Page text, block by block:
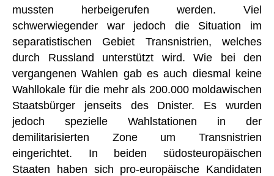
mussten herbeigerufen werden. Viel
schwerwiegender war jedoch die Situation im
separatistischen Gebiet Transnistrien, welches
durch Russland unterstützt wird. Wie bei den
vergangenen Wahlen gab es auch diesmal keine
Wahllokale für die mehr als 200.000 moldawischen
Staatsbürger jenseits des Dnister. Es wurden
jedoch spezielle Wahlstationen in der
demilitarisierten Zone um Transnistrien
eingerichtet. In beiden südosteuropäischen
Staaten haben sich pro-europäische Kandidaten